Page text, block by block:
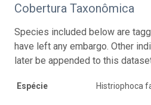
Cobertura Taxonômica
Species included below are
have left any embargo. Other
later be appended to this
Espécie Histriophoca